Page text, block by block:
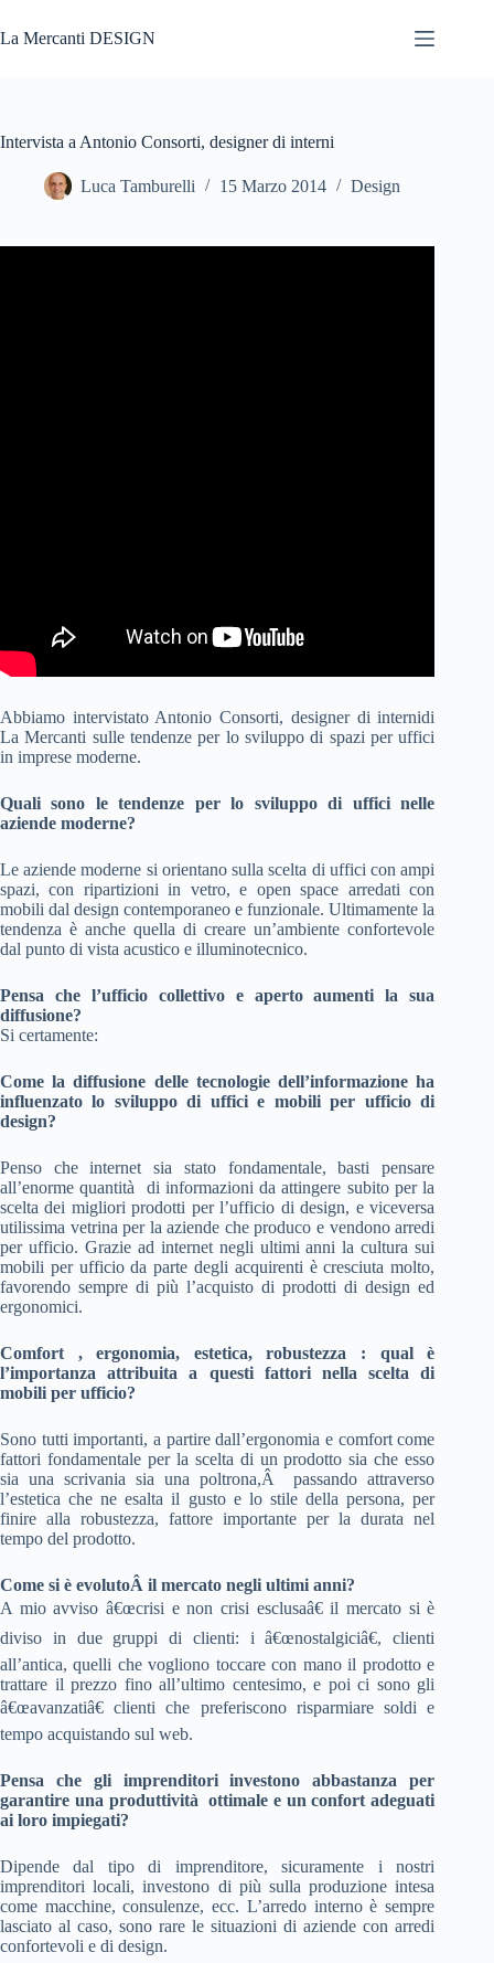
al
contenuto
La Mercanti DESIGN
Intervista a Antonio Consorti, designer di interni
Luca Tamburelli 15 Marzo 2014 Design
Abbiamo intervistato Antonio Consorti, designer di internidi
La Mercanti sulle tendenze per lo sviluppo di spazi per uffici
in imprese moderne.
Quali sono le tendenze per lo sviluppo di uffici nelle
aziende moderne?
Le aziende moderne si orientano sulla scelta di uffici con ampi
spazi, con ripartizioni in vetro, e open space arredati con
mobili dal design contemporaneo e funzionale. Ultimamente la
tendenza è anche quella di creare un’ambiente confortevole
dal punto di vista acustico e illuminotecnico.
Pensa che l’ufficio collettivo e aperto aumenti la sua
diffusione?
Si certamente:
Come la diffusione delle tecnologie dell’informazione ha
influenzato lo sviluppo di uffici e mobili per ufficio di
design?
Penso che internet sia stato fondamentale, basti pensare
all’enorme quantità di informazioni da attingere subito per la
scelta dei migliori prodotti per l’ufficio di design, e viceversa
utilissima vetrina per la aziende che produco e vendono arredi
per ufficio. Grazie ad internet negli ultimi anni la cultura sui
mobili per ufficio da parte degli acquirenti è cresciuta molto,
favorendo sempre di più l’acquisto di prodotti di design ed
ergonomici.
Comfort , ergonomia, estetica, robustezza : qual è
l’importanza attribuita a questi fattori nella scelta di
mobili per ufficio?
Sono tutti importanti, a partire dall’ergonomia e comfort come
fattori fondamentale per la scelta di un prodotto sia che esso
sia una scrivania sia una poltrona,Â passando attraverso
l’estetica che ne esalta il gusto e lo stile della persona, per
finire alla robustezza, fattore importante per la durata nel
tempo del prodotto.
Come si è evolutoÂ il mercato negli ultimi anni?
A mio avviso â€œcrisi e non crisi esclusaâ€ il mercato si è
diviso in due gruppi di clienti: i â€œnostalgiciâ€, clienti
all’antica, quelli che vogliono toccare con mano il prodotto e
trattare il prezzo fino all’ultimo centesimo, e poi ci sono gli
â€œavanzatiâ€ clienti che preferiscono risparmiare soldi e
tempo acquistando sul web.
Pensa che gli imprenditori investono abbastanza per
garantire una produttività ottimale e un confort adeguati
ai loro impiegati?
Dipende dal tipo di imprenditore, sicuramente i nostri
imprenditori locali, investono di più sulla produzione intesa
come macchine, consulenze, ecc. L’arredo interno è sempre
lasciato al caso, sono rare le situazioni di aziende con arredi
confortevoli e di design.